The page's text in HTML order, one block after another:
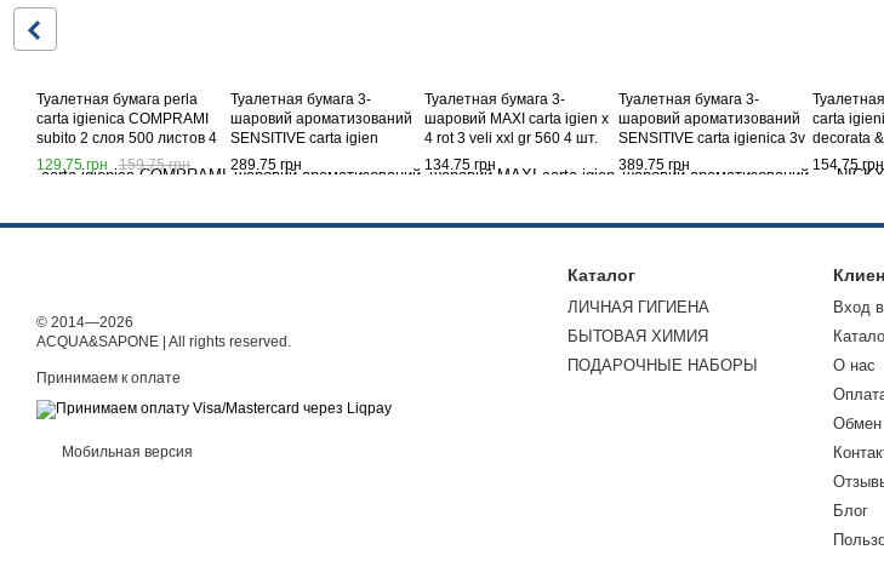
Туалетная бумага perla
carta igienica COMPRAMI
subito 2 слоя 500 листов 4
рулона
129.75 грн 159.75 грн
Туалетная бумага 3-
шаровий ароматизований
SENSITIVE carta igien
rotoloni 8 шт.
289.75 грн
Туалетная бумага 3-
шаровий MAXI carta igien x
4 rot 3 veli xxl gr 560 4 шт.
134.75 грн
Туалетная бумага 3-
шаровий ароматизований
SENSITIVE carta igienica 3v
pz 12 bianca classica 12 шт.
389.75 грн
carta
decorata
veli
154.75 грн
© 2014—2026
ACQUA&SAPONE | All rights reserved.
Принимаем к оплате
Мобильная версия
Каталог
ЛИЧНАЯ ГИГИЕНА
БЫТОВАЯ ХИМИЯ
ПОДАРОЧНЫЕ НАБОРЫ
Вход
О нас
Обмен
Блог